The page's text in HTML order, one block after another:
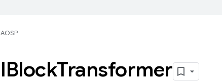
AOSP
IBlockTransformer